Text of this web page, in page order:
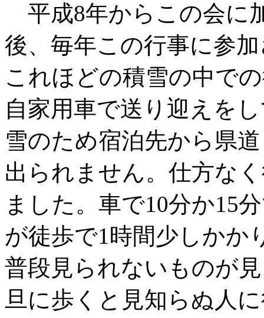
平成8年からこの会に
後、毎年この行事に参
これほどの積雪の中で
自家用車で送り迎えを
雪のため宿泊先から県
出られません。仕方な
ました。車で10分か15
が徒歩で1時間少しかか
普段見られないものが
旦に歩くと見知らぬ人